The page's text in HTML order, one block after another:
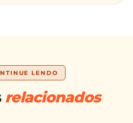
LENDO
relacionados